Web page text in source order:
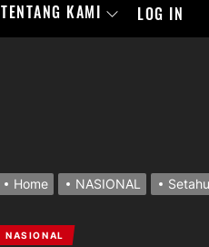
TENTANG KAMI LOG IN
Home NASIONAL
NASIONAL